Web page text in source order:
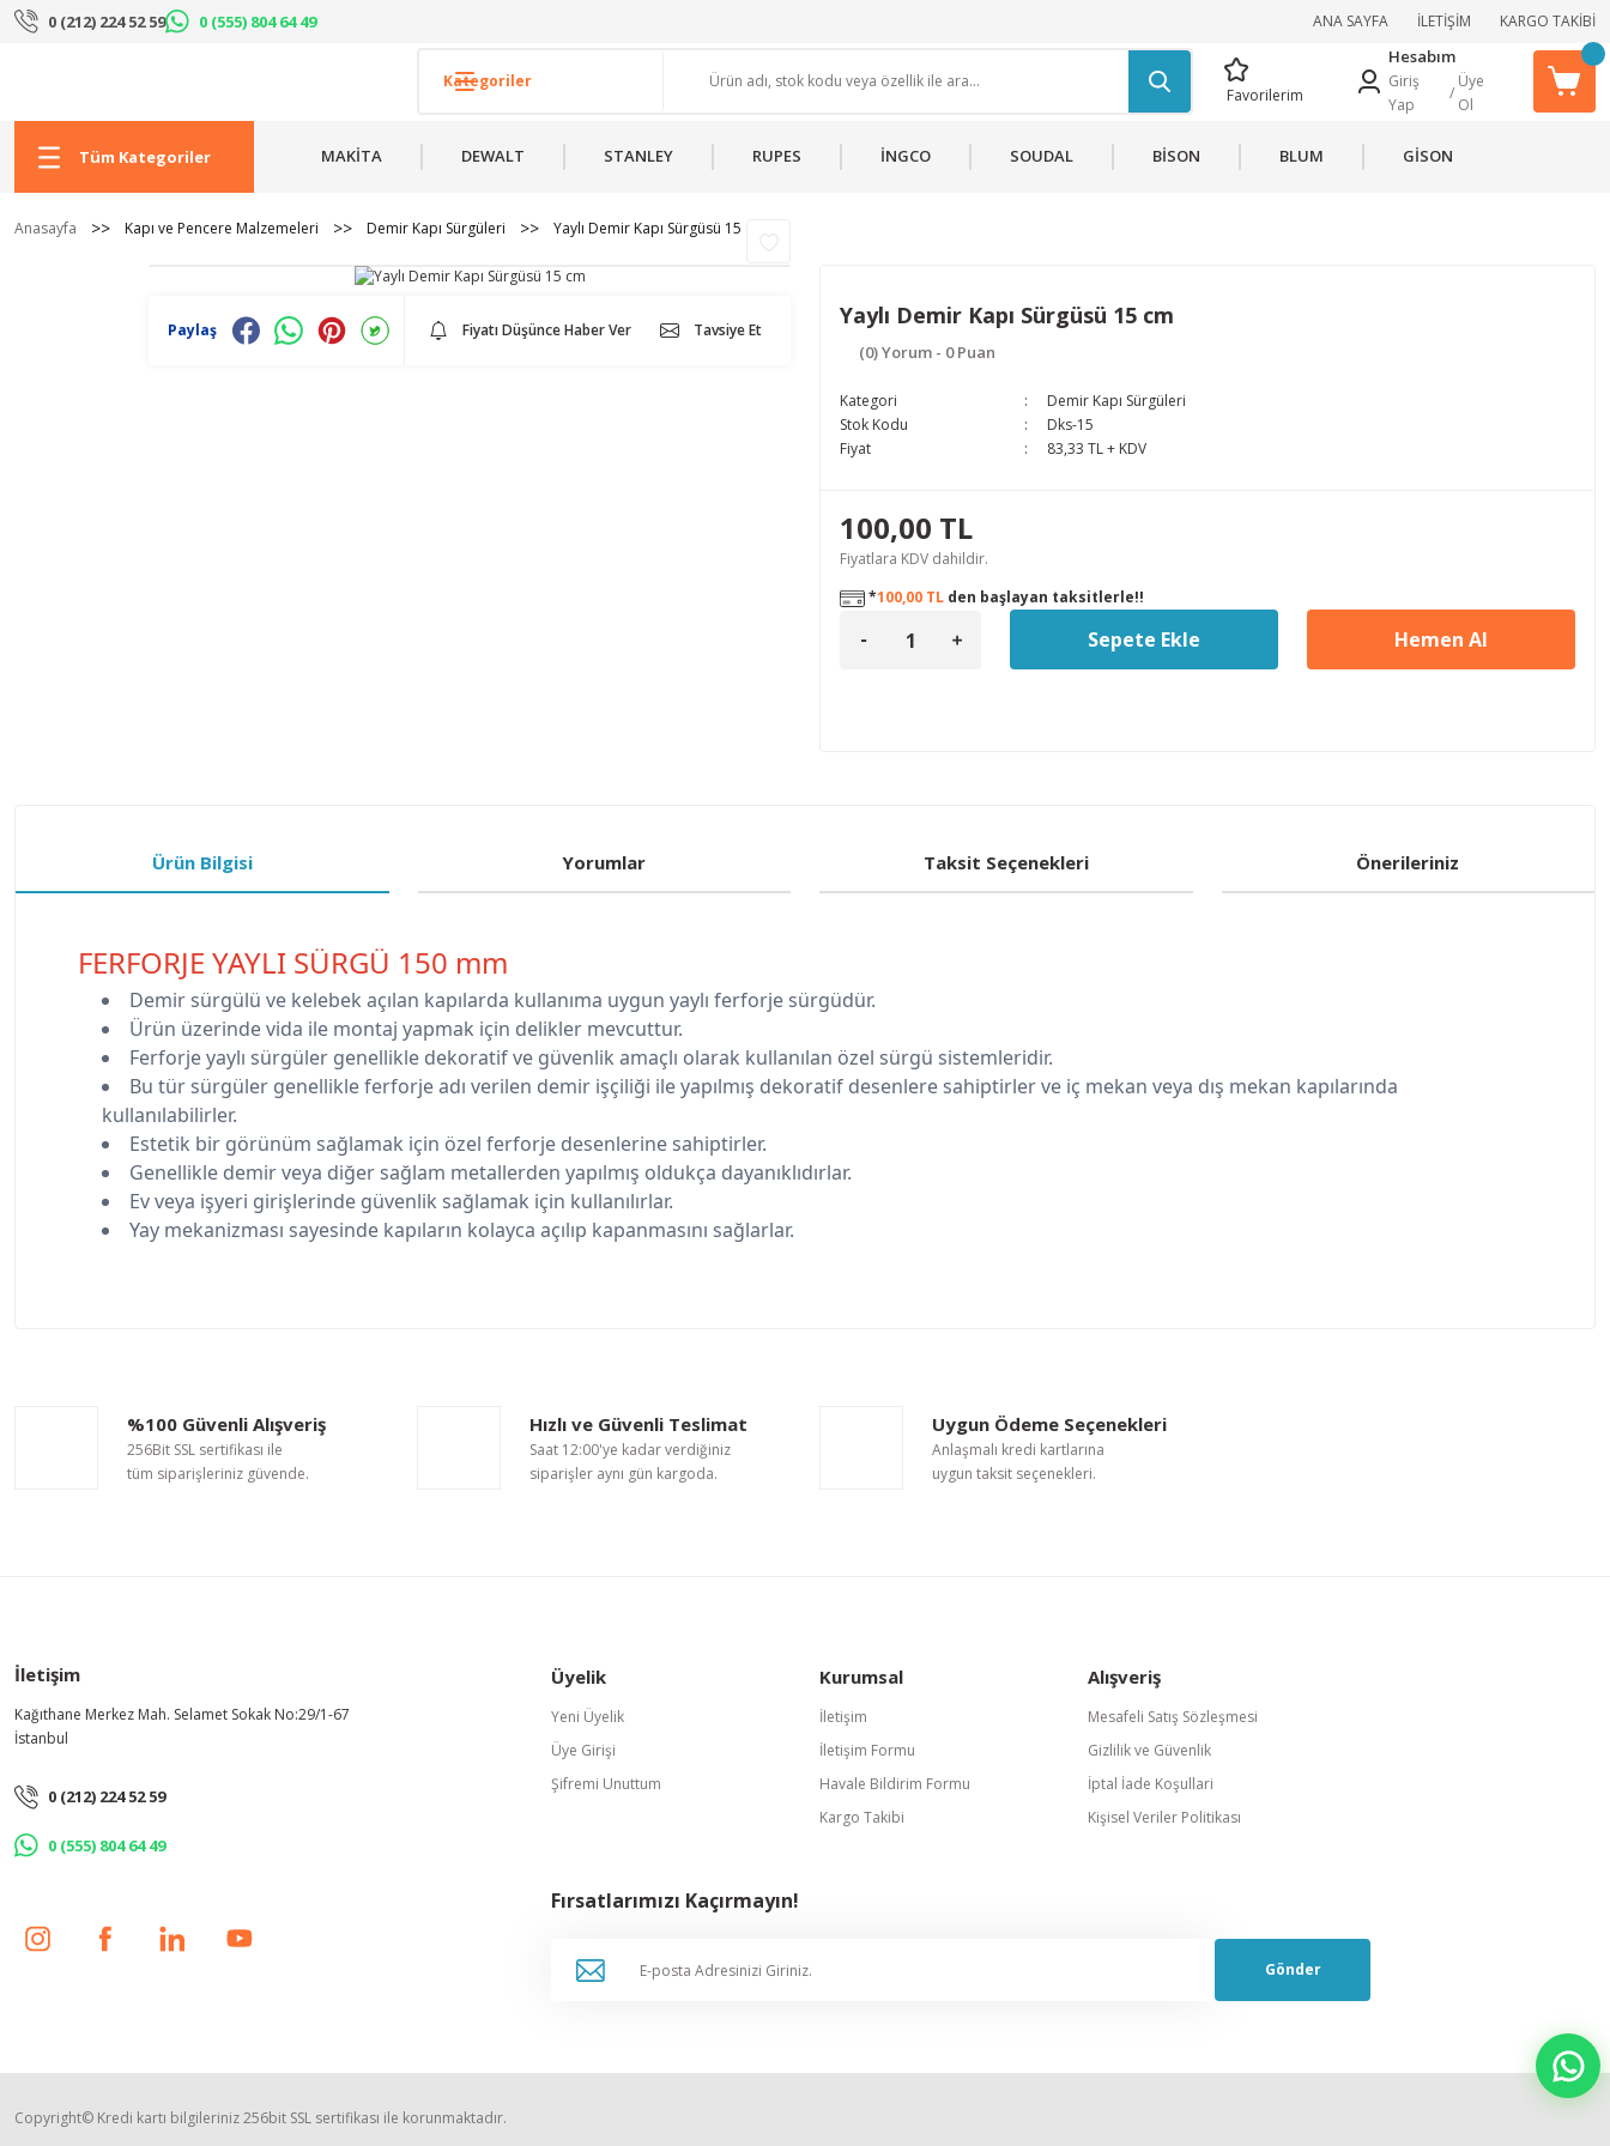
0 (212) 224 52 59 0 (555) 804 64 49 ANA SAYFA İLETİŞİM KARGO TAKİBİ
Favorilerim
Hesabım
Giriş
Yap
/
Üye
Ol
Tüm Kategoriler MAKİTA DEWALT STANLEY RUPES İNGCO SOUDAL BİSON BLUM GİSON
Anasayfa Kapı ve Pencere Malzemeleri Demir Kapı Sürgüleri Yaylı Demir Kapı Sürgüsü 15 cm
Paylaş Fiyatı Düşünce Haber Ver Tavsiye Et
Yaylı Demir Kapı Sürgüsü 15 cm
(0) Yorum - 0 Puan
Kategori
Demir Kapı Sürgüleri
Stok Kodu
Dks-15
Fiyat
83,33 TL + KDV
100,00 TL
Fiyatlara KDV dahildir.
*100,00 TL den başlayan taksitlerle!!
Sepete Ekle Hemen Al
Ürün Bilgisi Yorumlar Taksit Seçenekleri Önerileriniz
FERFORJE YAYLI SÜRGÜ 150 mm
Demir sürgülü ve kelebek açılan kapılarda kullanıma uygun yaylı ferforje sürgüdür.
Ürün üzerinde vida ile montaj yapmak için delikler mevcuttur.
Ferforje yaylı sürgüler genellikle dekoratif ve güvenlik amaçlı olarak kullanılan özel sürgü sistemleridir.
Bu tür sürgüler genellikle ferforje adı verilen demir işçiliği ile yapılmış dekoratif desenlere sahiptirler ve iç mekan veya dış mekan kapılarında
kullanılabilirler.
Estetik bir görünüm sağlamak için özel ferforje desenlerine sahiptirler.
Genellikle demir veya diğer sağlam metallerden yapılmış oldukça dayanıklıdırlar.
Ev veya işyeri girişlerinde güvenlik sağlamak için kullanılırlar.
Yay mekanizması sayesinde kapıların kolayca açılıp kapanmasını sağlarlar.
Ürün açıklamasında eksik bilgiler bulunuyor.
Ürün bilgilerinde hatalar bulunuyor.
%100 Güvenli Alışveriş
256Bit SSL sertifikası ile
tüm siparişleriniz güvende.
Hızlı ve Güvenli Teslimat
Saat 12:00'ye kadar verdiğiniz
siparişler aynı gün kargoda.
Uygun Ödeme Seçenekleri
Anlaşmalı kredi kartlarına
uygun taksit seçenekleri.
İletişim
Kağıthane Merkez Mah. Selamet Sokak No:29/1-67
İstanbul
0 (212) 224 52 59
0 (555) 804 64 49
Üyelik
Yeni Üyelik
Üye Girişi
Şifremi Unuttum
Kurumsal
İletişim
İletişim Formu
Havale Bildirim Formu
Kargo Takibi
Alışveriş
Mesafeli Satış Sözleşmesi
Gizlilik ve Güvenlik
İptal İade Koşullari
Kişisel Veriler Politikası
Fırsatlarımızı Kaçırmayın!
Gönder
Copyright© Kredi kartı bilgileriniz 256bit SSL sertifikası ile korunmaktadır.